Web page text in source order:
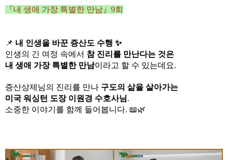
『내 생애 가장 특별한 만남』9회
📌 내 인생을 바꾼 증산도 수행 ✨
인생의 긴 여정 속에서 참 진리를 만난다는 것은
내 생애 가장 특별한 만남이라고 할 수 있는데요.
증산상제님의 진리를 만나 구도의 삶을 살아가는
미국 워싱턴 도장이 원경 수호사님.
소중한 이야기를 함께 들어봅니다. 📖🌿